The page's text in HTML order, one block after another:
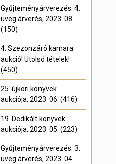
Gyűjteményárverezés: 4.
üveg árverés, 2023. 08.
(150)
4. Szezonzáró kamara
aukció! Utolsó tételek!
(450)
25. újkori könyvek
aukciója, 2023. 06. (416)
19. Dedikált könyvek
aukciója, 2023. 05. (223)
Gyűjteményárverezés: 3.
üveg árverés, 2023. 04.